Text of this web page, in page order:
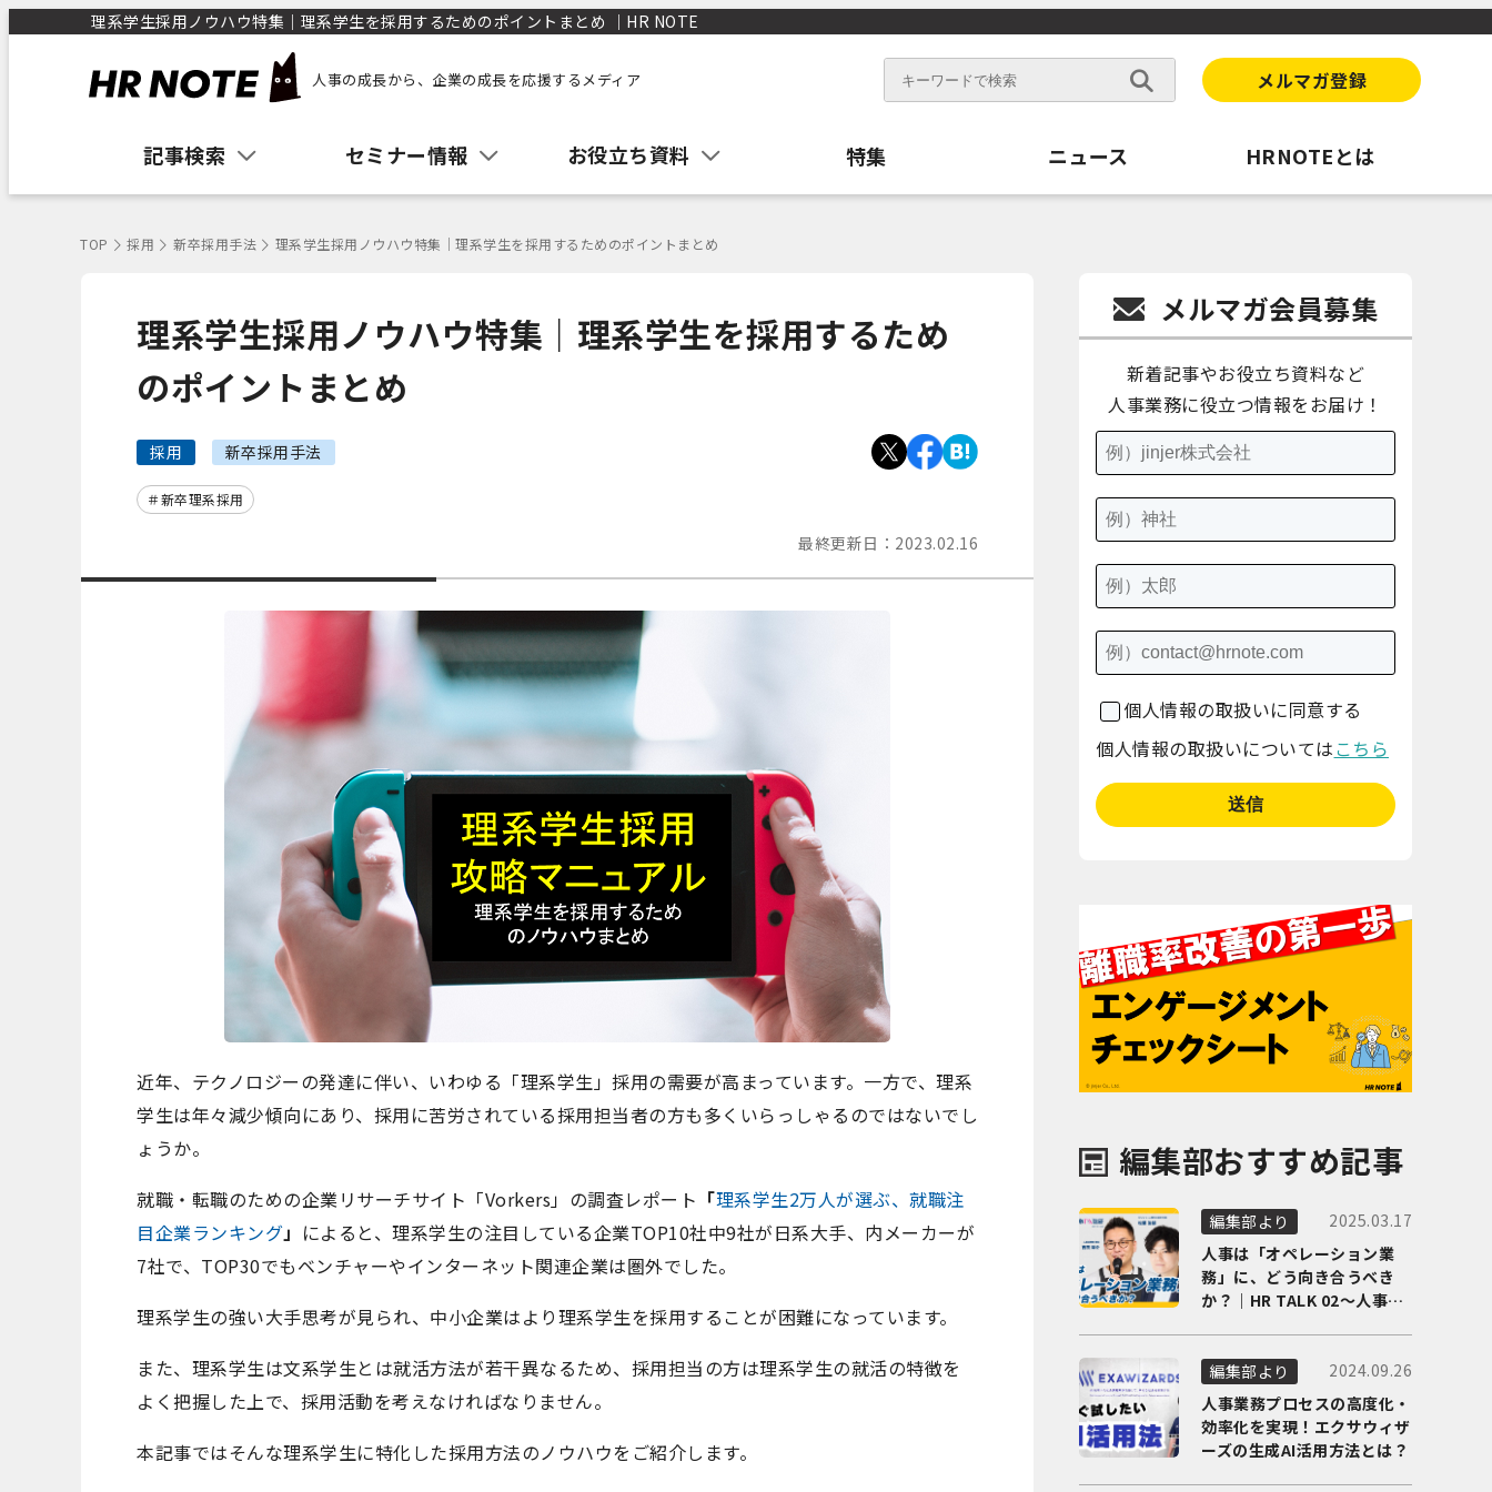
理系学生採用ノウハウ特集｜理系学生を採用するためのポイントまとめ ｜HR NOTE
人事の成長から、企業の成長を応援するメディア メルマガ登録
記事検索 セミナー情報 お役立ち資料 特集 ニュース HRNOTEとは
TOP 採用 新卒採用手法 理系学生採用ノウハウ特集｜理系学生を採用するためのポイントまとめ
理系学生採用ノウハウ特集｜理系学生を採用するため
のポイントまとめ
採用 新卒採用手法
新卒理系採用
最終更新日： 2023.02.16
近年、テクノロジーの発達に伴い、いわゆる「理系学生」採用の需要が高まっています。一方で、理系
学生は年々減少傾向にあり、採用に苦労されている採用担当者の方も多くいらっしゃるのではないでし
ょうか。
就職・転職のための企業リサーチサイト「Vorkers」の調査レポート 「理系学生2万人が選ぶ、就職注
目企業ランキング」 によると、理系学生の注目している企業TOP10社中9社が日系大手、内メーカーが
7社で、TOP30でもベンチャーやインターネット関連企業は圏外でした。
理系学生の強い大手思考が見られ、中小企業はより理系学生を採用することが困難になっています。
また、理系学生は文系学生とは就活方法が若干異なるため、採用担当の方は理系学生の就活の特徴を
よく把握した上で、採用活動を考えなければなりません。
本記事ではそんな理系学生に特化した採用方法のノウハウをご紹介します。
メルマガ会員募集
新着記事やお役立ち資料など
人事業務に役立つ情報をお届け！
個人情報の取扱いに同意する
個人情報の取扱いについては こちら
編集部おすすめ記事
編集部より
2025.03.17
人事は「オペレーション業
務」に、どう向き合うべき
か？｜HR TALK 02～人事DX
編集部より
2024.09.26
人事業務プロセスの高度化・
効率化を実現！エクサウィザ
ーズの生成AI活用方法とは？